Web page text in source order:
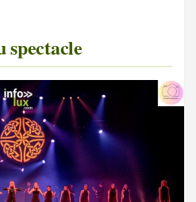
spectacle